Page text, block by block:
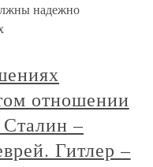
надежно
отношении
–
Гитлер –